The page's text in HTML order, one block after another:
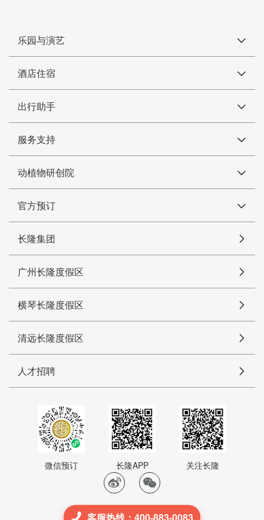
乐园与演艺
酒店住宿
出行助手
服务支持
动植物研创院
官方预订
长隆集团
广州长隆度假区
横琴长隆度假区
清远长隆度假区
人才招聘
微信预订 长隆APP 关注长隆
客服热线：400-883-0083